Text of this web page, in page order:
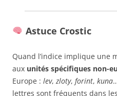
Astuce Crostic
Quand l’indice implique une
aux unités spécifiques non-
Europe : lev, zloty, forint, kuna
lettres sont fréquents dans